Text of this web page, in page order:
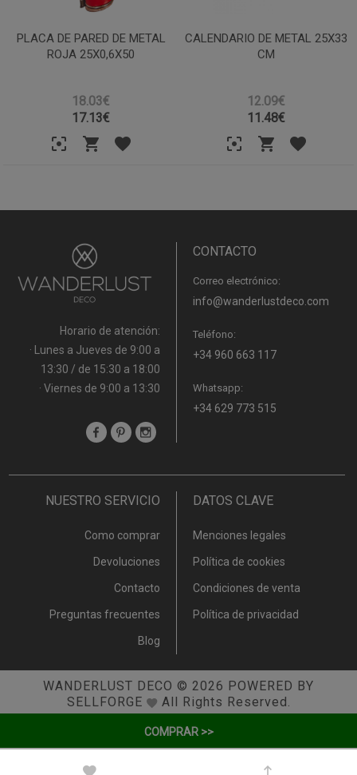
COMPRAR >>
PLACA DE PARED DE METAL
ROJA 25X0,6X50
18.03€
17.13€
CALENDARIO DE METAL 25X33
CM
12.09€
11.48€
Horario de atención:
· Lunes a Jueves de 9:00 a
13:30 / de 15:30 a 18:00
· Viernes de 9:00 a 13:30
CONTACTO
Correo electrónico:
info@wanderlustdeco.com
Teléfono:
+34 960 663 117
Whatsapp:
+34 629 773 515
NUESTRO SERVICIO
Como comprar
Devoluciones
Contacto
Preguntas frecuentes
Blog
DATOS CLAVE
Menciones legales
Política de cookies
Condiciones de venta
Política de privacidad
WANDERLUST DECO © 2026 POWERED BY
SELLFORGE
All Rights Reserved.